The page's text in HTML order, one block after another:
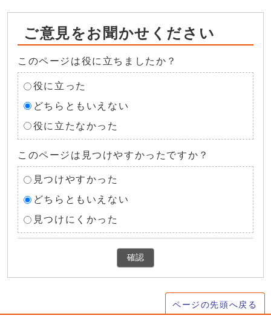
ご意見をお聞かせください
このページは役に立ちましたか？
役に立った
どちらともいえない
役に立たなかった
このページは見つけやすかったですか？
見つけやすかった
どちらともいえない
見つけにくかった
確認
ページの先頭へ戻る